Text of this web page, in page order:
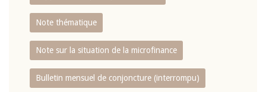
Note thématique
Note sur la situation de la microfinance
Bulletin mensuel de conjoncture (interrompu)